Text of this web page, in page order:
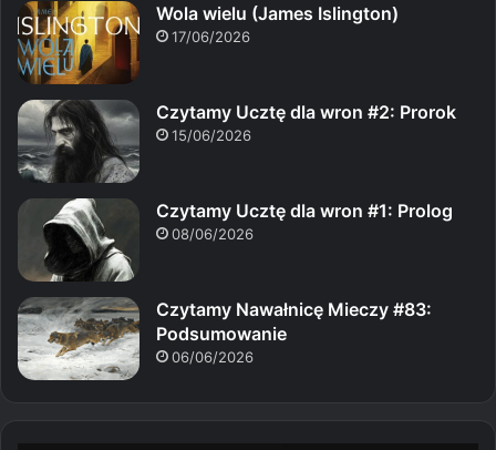
Wola wielu (James Islington)
17/06/2026
Czytamy Ucztę dla wron #2: Prorok
15/06/2026
Czytamy Ucztę dla wron #1: Prolog
08/06/2026
Czytamy Nawałnicę Mieczy #83:
Podsumowanie
06/06/2026